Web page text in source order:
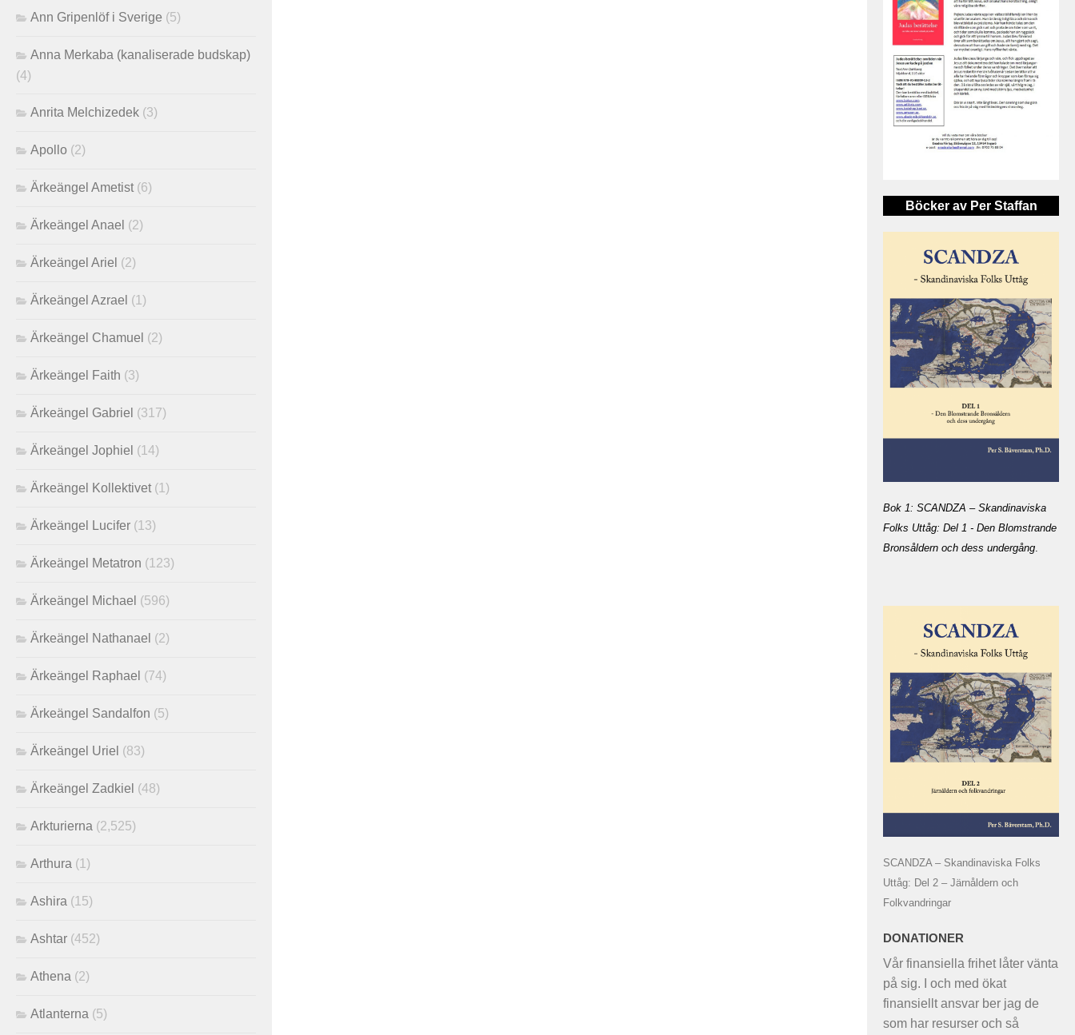
Ann Gripenlöf i Sverige (5)
Anna Merkaba (kanaliserade budskap)
(4)
Anrita Melchizedek (3)
Apollo (2)
Ärkeängel Ametist (6)
Ärkeängel Anael (2)
Ärkeängel Ariel (2)
Ärkeängel Azrael (1)
Ärkeängel Chamuel (2)
Ärkeängel Faith (3)
Ärkeängel Gabriel (317)
Ärkeängel Jophiel (14)
Ärkeängel Kollektivet (1)
Ärkeängel Lucifer (13)
Ärkeängel Metatron (123)
Ärkeängel Michael (596)
Ärkeängel Nathanael (2)
Ärkeängel Raphael (74)
Ärkeängel Sandalfon (5)
Ärkeängel Uriel (83)
Ärkeängel Zadkiel (48)
Arkturierna (2,525)
Arthura (1)
Ashira (15)
Ashtar (452)
Athena (2)
Atlanterna (5)
Böcker av Per Staffan
Bok 1: SCANDZA – Skandinaviska
Folks Uttåg: Del 1 - Den Blomstrande
Bronsåldern och dess undergång.
SCANDZA – Skandinaviska Folks
Uttåg: Del 2 – Järnåldern och
Folkvandringar
DONATIONER
Vår finansiella frihet låter vänta
på sig. I och med ökat
finansiellt ansvar ber jag de
som har resurser och så